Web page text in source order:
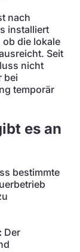
nach
installiert
die lokale
Seit
nicht
bei
temporär
es an
bestimmte
Der